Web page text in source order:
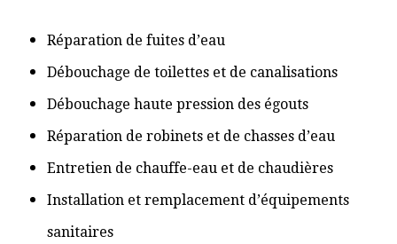
Réparation de fuites d’eau
Débouchage de toilettes et de canalisations
Débouchage haute pression des égouts
Réparation de robinets et de chasses d’eau
Entretien de chauffe-eau et de chaudières
Installation et remplacement d’équipements
sanitaires